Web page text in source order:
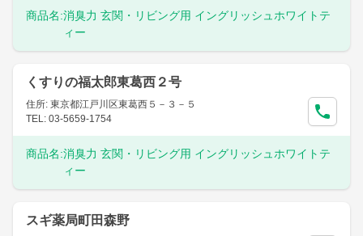
商品名:消臭力 玄関・リビング用 イングリッシュホワイトテ
ィー
くすりの福太郎東葛西２号
住所: 東京都江戸川区東葛西５－３－５
TEL: 03-5659-1754
商品名:消臭力 玄関・リビング用 イングリッシュホワイトテ
ィー
スギ薬局町田森野